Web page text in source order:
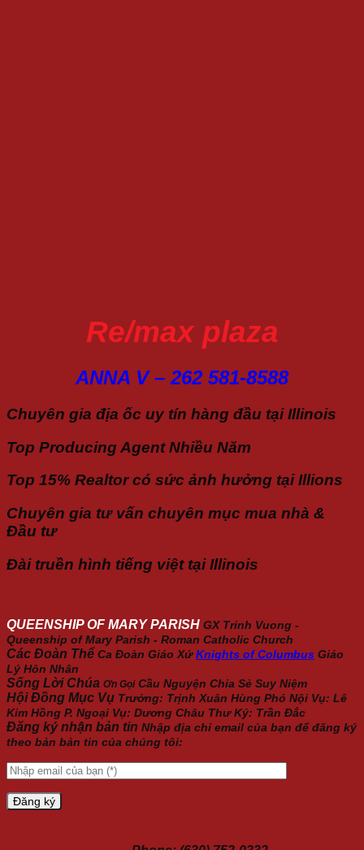
Re/max plaza
ANNA V – 262 581-8588
Chuyên gia địa ốc uy tín hàng đầu tại Illinois
Top Producing Agent Nhiều Năm
Top 15% Realtor có sức ảnh hưởng tại Illions
Chuyên gia tư vấn chuyên mục mua nhà &
Đầu tư
Đài truền hình tiếng việt tại Illinois
QUEENSHIP OF MARY PARISH GX Trinh Vuong -
Queenship of Mary Parish - Roman Catholic Church
Các Đoàn Thể Ca Đoàn Giáo Xứ Knights of Columbus Giáo
Lý Hôn Nhân
Sống Lời Chúa Ơn Gọi Cầu Nguyện Chia Sẻ Suy Niệm
Hội Đồng Mục Vụ Trưởng: Trịnh Xuân Hùng Phó Nội Vụ: Lê
Kim Hồng P. Ngoại Vụ: Dương Châu Thư Ký: Trần Đắc
Đăng ký nhận bản tin Nhập địa chỉ email của bạn để đăng ký
theo bản bản tin của chúng tôi: